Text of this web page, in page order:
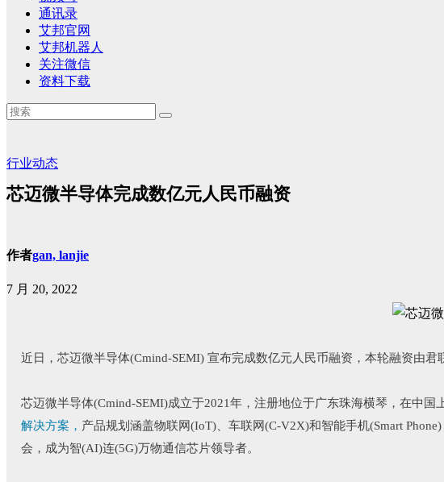
通讯录
艾邦官网
艾邦机器人
关注微信
资料下载
行业动态
芯迈微半导体完成数亿元人民币融资
作者gan, lanjie
7 月 20, 2022
近日，芯迈微半导体(Cmind-SEMI) 宣布完成数亿元人民币融资，本轮融资由君
芯迈微半导体(Cmind-SEMI)成立于2021年，注册地位于广东珠海横琴，在中
解决方案， 产品规划涵盖物联网(IoT)、车联网(C-V2X)和智能手机(Smart
会，成为智(AI)连(5G)万物通信芯片领导者。